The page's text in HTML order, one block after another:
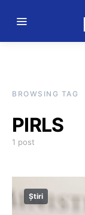
BROWSING TAG
PIRLS
1 post
Știri